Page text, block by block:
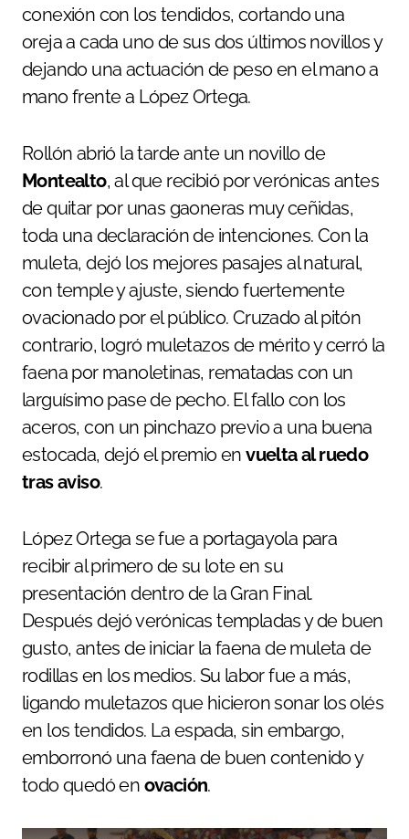
conexión con los tendidos, cortando una
oreja a cada uno de sus dos últimos novillos y
dejando una actuación de peso en el mano a
mano frente a López Ortega.
Rollón abrió la tarde ante un novillo de
Montealto, al que recibió por verónicas antes
de quitar por unas gaoneras muy ceñidas,
toda una declaración de intenciones. Con la
muleta, dejó los mejores pasajes al natural,
con temple y ajuste, siendo fuertemente
ovacionado por el público. Cruzado al pitón
contrario, logró muletazos de mérito y cerró la
faena por manoletinas, rematadas con un
larguísimo pase de pecho. El fallo con los
aceros, con un pinchazo previo a una buena
estocada, dejó el premio envuelta al ruedo
tras aviso.
López Ortega se fue a portagayola para
recibir al primero de su lote en su
presentación dentro de la Gran Final.
Después dejó verónicas templadas y de buen
gusto, antes de iniciar la faena de muleta de
rodillas en los medios. Su labor fue a más,
ligando muletazos que hicieron sonar los olés
en los tendidos. La espada, sin embargo,
emborronó una faena de buen contenido y
todo quedó en ovación.